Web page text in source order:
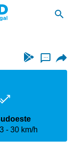
...
30 km/h